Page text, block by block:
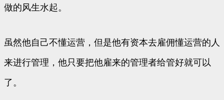
做的风生水起。
虽然他自己不懂运营，但是他有资本去雇佣懂运营的人
来进行管理，他只要把他雇来的管理者给管好就可以
了。